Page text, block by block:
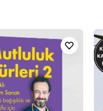
Mutluluk
Kürleri
2